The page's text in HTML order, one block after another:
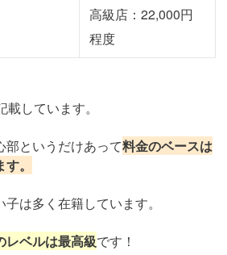
高級店：22,000円
程度
載しています。
部というだけあって料金のベースは
。
は多く在籍しています。
レベルは最高級です！